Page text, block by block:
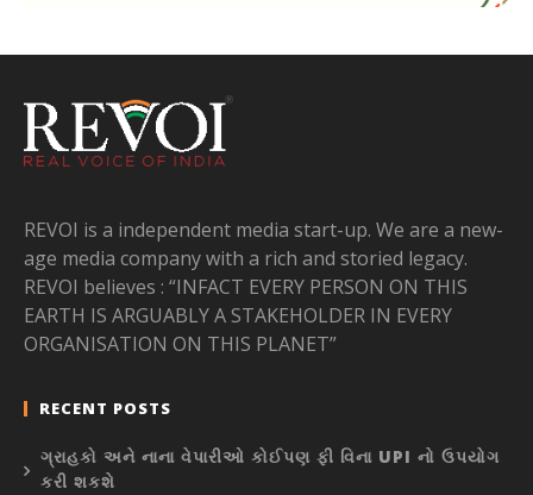
REVOI is a independent media start-up. We are a new-
age media company with a rich and storied legacy.
REVOI believes : “INFACT EVERY PERSON ON THIS
EARTH IS ARGUABLY A STAKEHOLDER IN EVERY
ORGANISATION ON THIS PLANET”
RECENT POSTS
ગ્રાહકો અને નાના વેપારીઓ કોઈપણ ફી વિના UPI નો ઉપયોગ
કરી શકશે